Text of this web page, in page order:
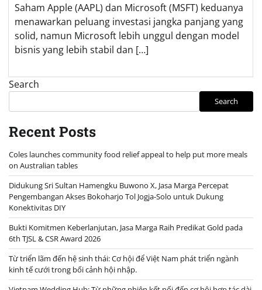
Saham Apple (AAPL) dan Microsoft (MSFT) keduanya
menawarkan peluang investasi jangka panjang yang
solid, namun Microsoft lebih unggul dengan model
bisnis yang lebih stabil dan […]
Search
Search
Recent Posts
Coles launches community food relief appeal to help put more meals
on Australian tables
Didukung Sri Sultan Hamengku Buwono X, Jasa Marga Percepat
Pengembangan Akses Bokoharjo Tol Jogja-Solo untuk Dukung
Konektivitas DIY
Bukti Komitmen Keberlanjutan, Jasa Marga Raih Predikat Gold pada
6th TJSL & CSR Award 2026
Từ triển lãm đến hệ sinh thái: Cơ hội để Việt Nam phát triển ngành
kinh tế cưới trong bối cảnh hội nhập.